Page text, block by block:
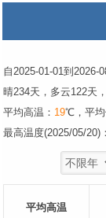
自2025-01-01到2026-
晴234天，多云122天
平均高温： 19℃，平均
最高温度(2025/05/20)：
平均高温